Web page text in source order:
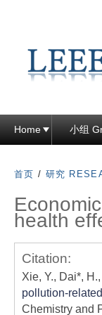
Home 小组
首页 / 研究
health
Citation:
Xie, Y., Dai*,
pollution-
Chemistry and